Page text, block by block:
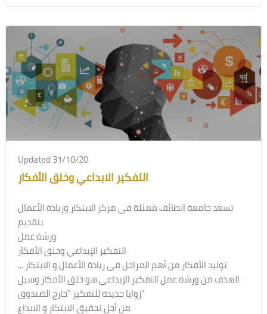
Updated 31/10/20
التفكير الابداعي وخلق الأفكار
تسعد جامعة الطائف ممثلة في مركز الابتكار وريادة الأعمال
بتقديم
ورشة عمل
التفكير الإبداعي وخلق الأفكار
توليد الأفكار من أهم المراحل في ريادة الأعمال و الابتكار ...
الهدف من ورشة عمل التفكير الإبداعي هو خلق الأفكار وسبل
زوايا جديدة للتفكير "خارج الصندوق"
من أجل تحقيق الابتكار و الابداع